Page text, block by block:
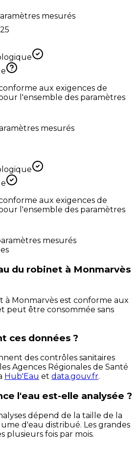
mesurés
aux exigences de
l'ensemble des paramètres
mesurés
aux exigences de
l'ensemble des paramètres
mesurés
du robinet à Monmarvès
à Monmarvès est conforme aux
peut être consommée sans
ces données ?
des contrôles sanitaires
Agences Régionales de Santé
Hub'Eau et data.gouv.fr.
l'eau est-elle analysée ?
dépend de la taille de la
d'eau distribué. Les grandes
plusieurs fois par mois.